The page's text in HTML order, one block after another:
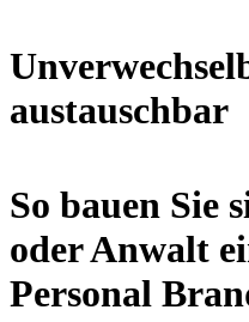
austauschbar
So bauen Sie
oder Anwalt
Personal